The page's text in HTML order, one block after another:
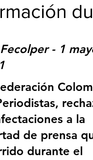
- 1
a la
de prensa
durante el